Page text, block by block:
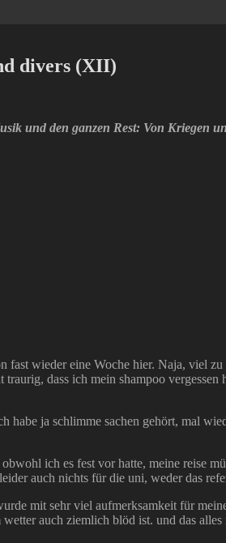
divers (XII)
und den ganzen Rest: Von Kriegen
fast wieder eine Woche hier. Naja, viel
dass ich mein shampoo
ja schlimme sachen gehört, mal
ich es fest vor hatte, meine reise
auch nichts für die uni, weder das
mit sehr viel aufmerksamkeit für
auch ziemlich blöd ist. und das